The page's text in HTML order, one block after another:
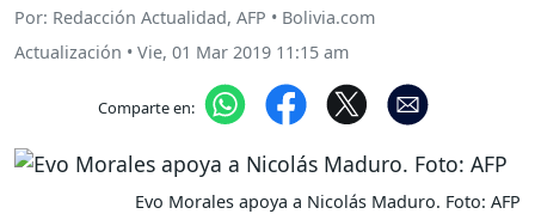
Por: Redacción Actualidad, AFP • Bolivia.com
Actualización • Vie, 01 Mar 2019 11:15 am
Comparte en:
Evo Morales apoya a Nicolás Maduro. Foto: AFP